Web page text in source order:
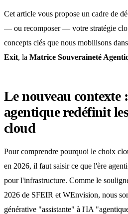
Cet article vous propose un cadre de
— ou recomposer — votre stratégie
concepts clés que nous mobilisons
Exit, la Matrice Souveraineté
Le nouveau
agentique redéfinit
cloud
Pour comprendre pourquoi le choix
en 2026, il faut saisir ce que l'ère
pour l'infrastructure. Comme le
2026 de SFEIR et WEnvision, nous
générative "assistante" à l'IA